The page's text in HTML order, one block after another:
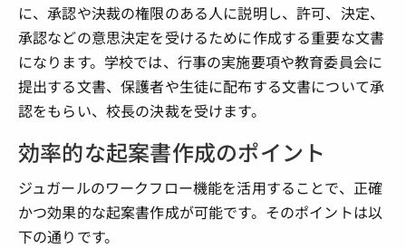
に、承認や決裁の権限のある人に説明し、許可、決定、
承認などの意思決定を受けるために作成する重要な文書
になります。学校では、行事の実施要項や教育委員会に
提出する文書、保護者や生徒に配布する文書について承
認をもらい、校長の決裁を受けます。
効率的な起案書作成のポイント
ジュガールのワークフロー機能を活用することで、正確
かつ効果的な起案書作成が可能です。そのポイントは以
下の通りです。